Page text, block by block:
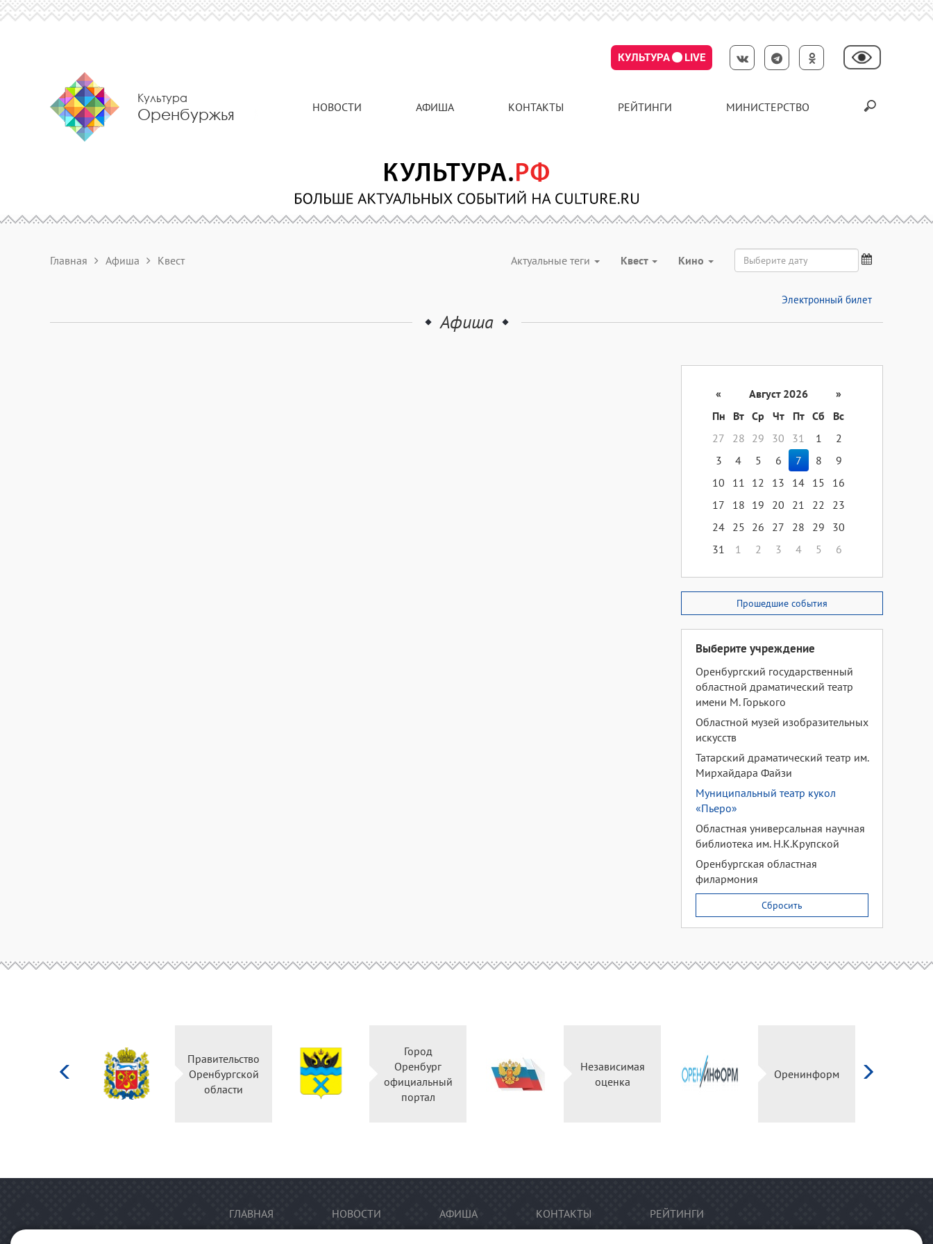
КУЛЬТУРА LIVE
Культура
Оренбуржья НОВОСТИ АФИША КОНТАКТЫ РЕЙТИНГИ МИНИСТЕРСТВО
Главная Афиша Квест Актуальные теги Квест Кино
Электронный билет
Афиша
« Август 2026
»
Пн
Вт Ср Чт Пт Сб
Вс
27
28 29 30 31 1
2
3
4 5 6 7 8
9
10
11 12 13 14 15
16
17
18 19 20 21 22
23
24 25 26 27 28 29
30
31
1 2 3 4 5 6
Прошедшие события
Выберите учреждение
Оренбургский государственный
областной драматический театр
имени М. Горького
Областной музей изобразительных
искусств
Татарский драматический театр им.
Мирхайдара Файзи
Муниципальный театр кукол
«Пьеро»
Областная универсальная научная
библиотека им. Н.К.Крупской
Оренбургская областная
филармония
Сбросить
Правительство
Оренбургской
области
Город
Оренбург
официальный
портал
Независимая
оценка
Оренинформ
ГЛАВНАЯ НОВОСТИ АФИША КОНТАКТЫ РЕЙТИНГИ